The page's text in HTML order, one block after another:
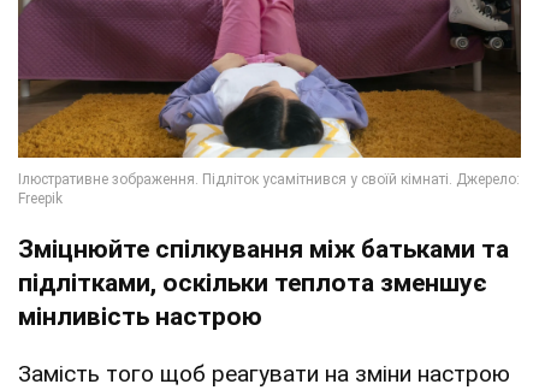
Зміцнюйте спілкування між батьками та
підлітками, оскільки теплота зменшує
мінливість настрою
Замість того щоб реагувати на зміни настрою